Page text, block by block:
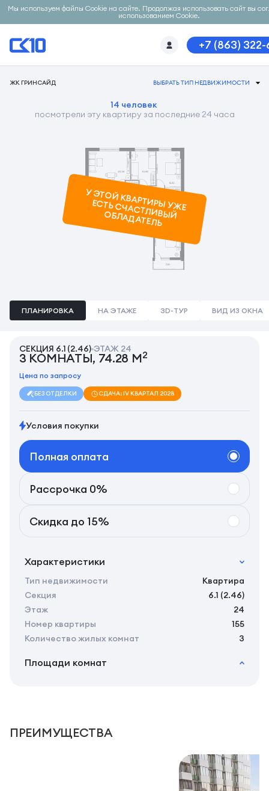
Мы используем файлы Cookie на сайте. Продолжая использовать сайт вы
использованием Cookie.
+7 (863)
ЖК ГРИНСАЙД ВЫБРАТЬ ТИП НЕДВИЖИМОСТИ
14 человек
посмотрели эту квартиру за последние 24 часа
У ЭТОЙ КВАРТИРЫ УЖ
Е
ЕСТЬ СЧАСТЛИВЫЙ ОБЛАДАТЕЛЬ
ПЛАНИРОВКА НА ЭТАЖЕ 3D-ТУР ВИД ИЗ ОКНА
СЕКЦИЯ 6.1 (2.46) ЭТАЖ 24
3 КОМНАТЫ, 74.28 М2
Цена по запросу
БЕЗ ОТДЕЛКИ СДАЧА: IV КВАРТАЛ 2028
Условия покупки
Полная оплата
Рассрочка 0%
Скидка до 15%
Характеристики
Тип недвижимости
Квартира
Секция
6.1 (2.46)
Этаж
24
Номер квартиры
155
Количество жилых комнат
3
Площади комнат
Площадь комнат
ПРЕИМУЩЕСТВА